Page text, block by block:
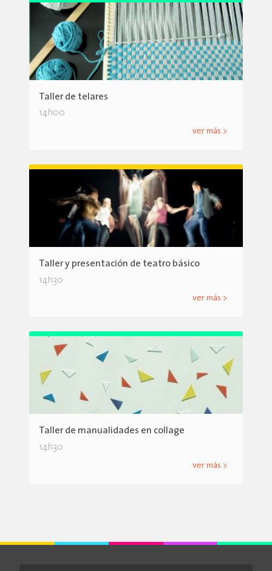
Taller de telares
14h00
ver más >
Taller y presentación de teatro básico
14h30
ver más >
Taller de manualidades en collage
14h30
ver más >